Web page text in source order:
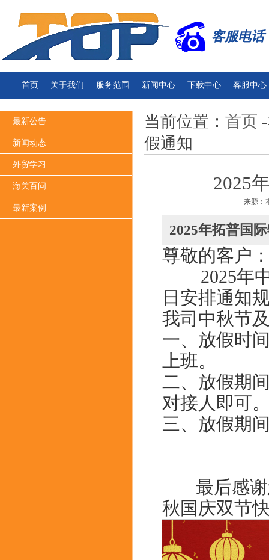
客服电话
首页 关于我们 服务范围 新闻中心 下载中心 客服中心
最新公告
新闻动态
外贸学习
海关百问
最新案例
当前位置： 首页
假通知
2025
来源
2025年拓普国
尊敬的客户
2025年中
日安排通知
我司中秋节
一、放假时
上班。
二、放假期
对接人即可
三、放假期
最后感谢
秋国庆双节